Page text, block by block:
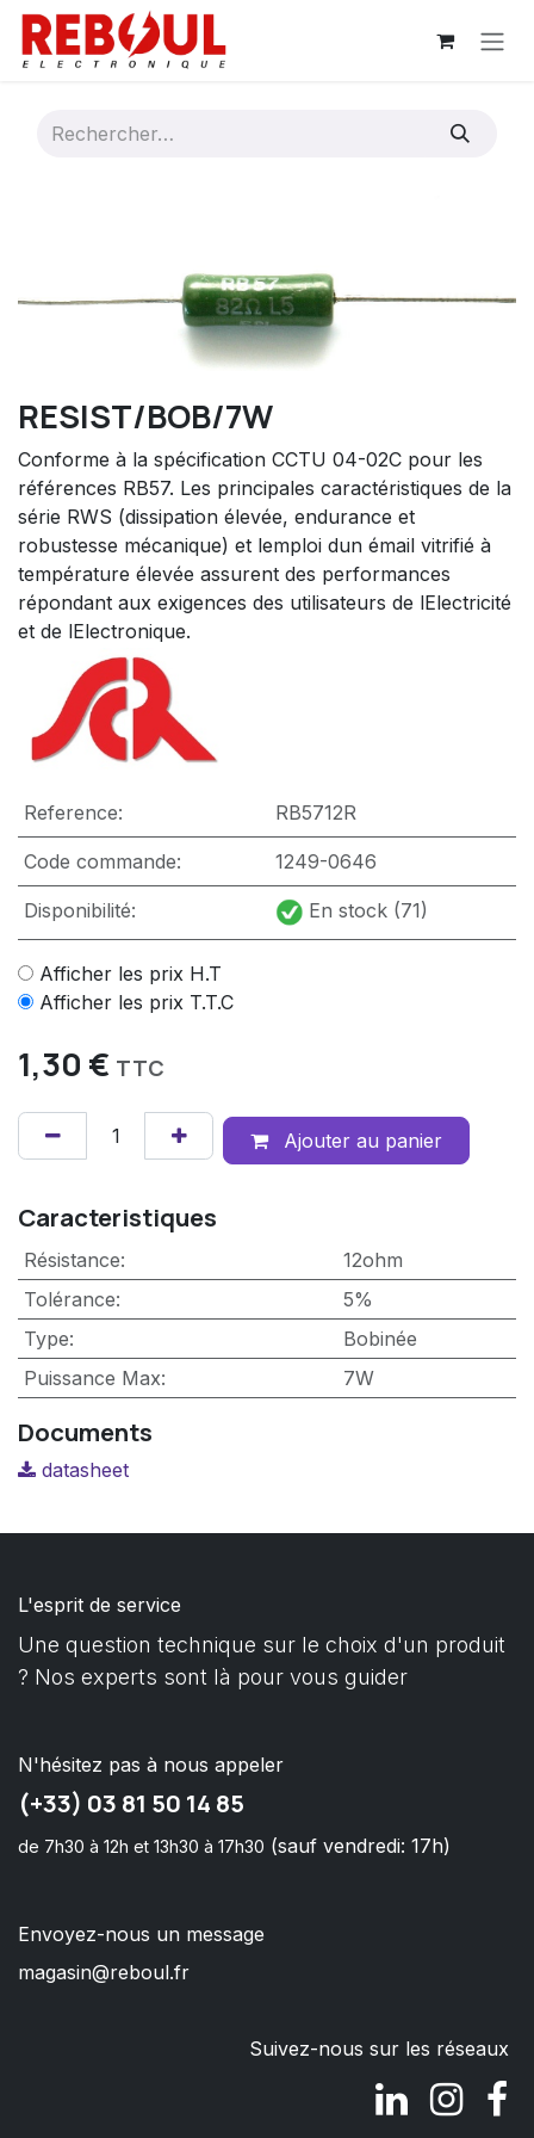
Se rendre au contenu
RESIST/BOB/7W
Conforme à la spécification CCTU 04-02C pour les
références RB57. Les principales caractéristiques de la
série RWS (dissipation élevée, endurance et
robustesse mécanique) et lemploi dun émail vitrifié à
température élevée assurent des performances
répondant aux exigences des utilisateurs de lElectricité
et de lElectronique.
Reference: RB5712R
Code commande: 1249-0646
Disponibilité: En stock (71)
Afficher les prix H.T
Afficher les prix T.T.C
1,30 € TTC
Ajouter au panier
Caracteristiques
Résistance:
12ohm
Tolérance:
5%
Type:
Bobinée
Puissance Max: 7W
Documents
datasheet
L'esprit de service
Une question technique sur le choix d'un produit
? Nos experts sont là pour vous guider
N'hésitez pas à nous appeler
(+33) 03 81 50 14 85
de 7h30 à 12h et 13h30 à 17h30 (sauf vendredi: 17h)
Envoyez-nous un message
magasin@reboul.fr
Suivez-nous sur les réseaux